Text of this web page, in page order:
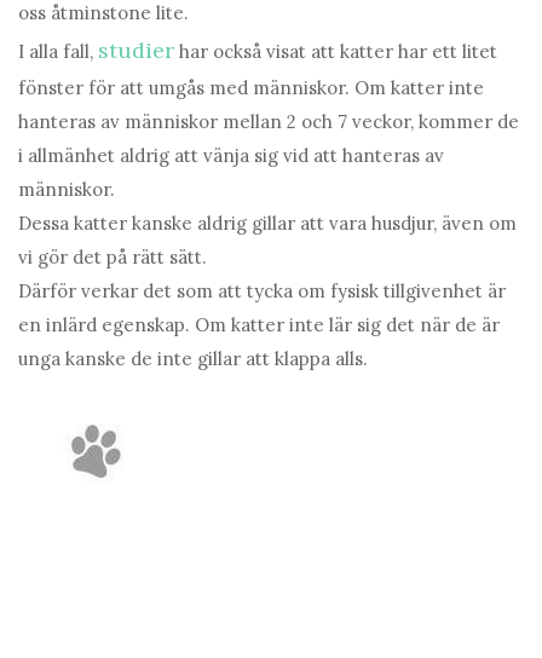
oss åtminstone lite.
I alla fall, studier har också visat att katter har ett litet
fönster för att umgås med människor. Om katter inte
hanteras av människor mellan 2 och 7 veckor, kommer de
i allmänhet aldrig att vänja sig vid att hanteras av
människor.
Dessa katter kanske aldrig gillar att vara husdjur, även om
vi gör det på rätt sätt.
Därför verkar det som att tycka om fysisk tillgivenhet är
en inlärd egenskap. Om katter inte lär sig det när de är
unga kanske de inte gillar att klappa alls.